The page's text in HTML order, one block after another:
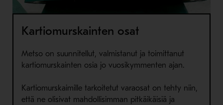
Kartiomurskainten osat
Metso on suunnitellut, valmistanut ja toimittanut
kartiomurskainten osia jo vuosikymmenten ajan.
Kartiomurskaimille tarkoitetut varaosat on tehty niin,
että ne olisivat mahdollisimman pitkäikäisiä ja